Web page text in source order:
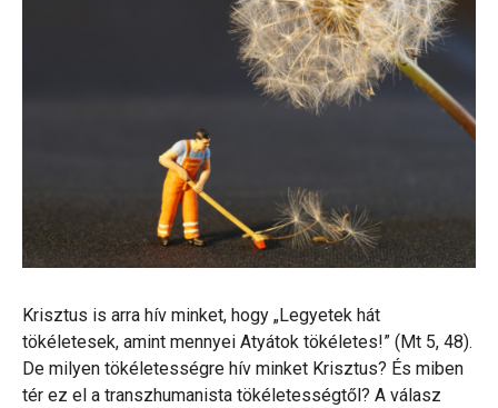
Krisztus is arra hív minket, hogy „Legyetek hát
tökéletesek, amint mennyei Atyátok tökéletes!” (Mt 5, 48).
De milyen tökéletességre hív minket Krisztus? És miben
tér ez el a transzhumanista tökéletességtől? A válasz